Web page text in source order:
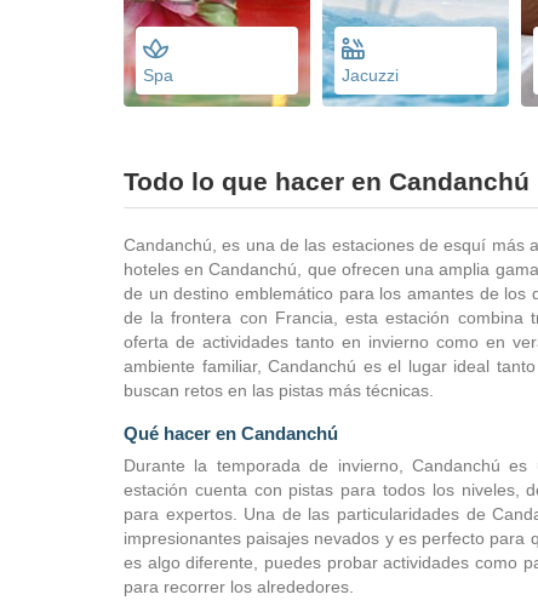
Spa Jacuzzi
Todo lo que hacer en Candanchú
Candanchú, es una de las estaciones de esquí más
hoteles en Candanchú, que ofrecen una amplia
de un destino emblemático para los amantes de los
de la frontera con Francia, esta estación combina
oferta de actividades tanto en invierno como en
ambiente familiar, Candanchú es el lugar ideal
buscan retos en las pistas más técnicas.
Qué hacer en Candanchú
Durante la temporada de invierno, Candanchú
estación cuenta con pistas para todos los niveles,
para expertos. Una de las particularidades de
impresionantes paisajes nevados y es perfecto
es algo diferente, puedes probar actividades como
para recorrer los alrededores.